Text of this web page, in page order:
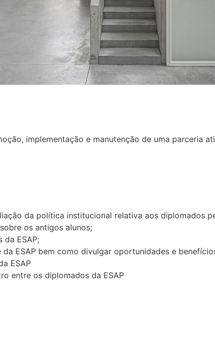
implementação e manutenção de uma parceria
da política institucional relativa aos diplomados
os antigos alunos;
ESAP;
ESAP bem como divulgar oportunidades e
ESAP
entre os diplomados da ESAP